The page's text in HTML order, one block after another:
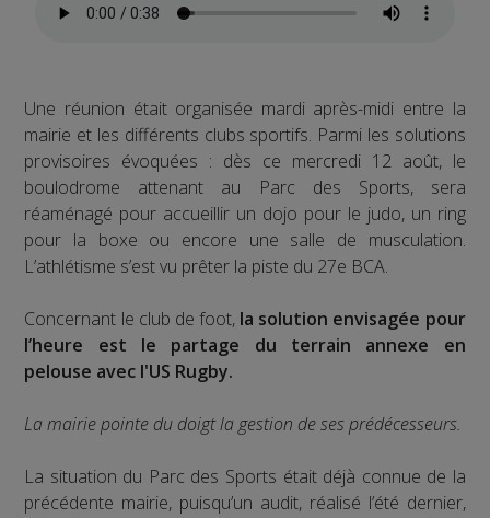
Une réunion était organisée mardi après-midi entre la
mairie et les différents clubs sportifs. Parmi les solutions
provisoires évoquées : dès ce mercredi 12 août, le
boulodrome attenant au Parc des Sports, sera
réaménagé pour accueillir un dojo pour le judo, un ring
pour la boxe ou encore une salle de musculation.
L’athlétisme s’est vu prêter la piste du 27e BCA.
Concernant le club de foot, la solution envisagée pour
l’heure est le partage du terrain annexe en
pelouse avec l'US Rugby.
La mairie pointe du doigt la gestion de ses prédécesseurs.
La situation du Parc des Sports était déjà connue de la
précédente mairie, puisqu’un audit, réalisé l’été dernier,